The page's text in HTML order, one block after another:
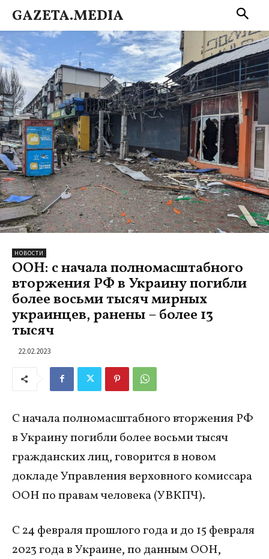
GAZETA.MEDIA
НОВОСТИ
ООН: с начала полномасштабного
вторжения РФ в Украину погибли
более восьми тысяч мирных
украинцев, ранены – более 13
тысяч
22.02.2023
С начала полномасштабного вторжения РФ
в Украину погибли более восьми тысяч
гражданских лиц, говорится в новом
докладе Управления верховного комиссара
ООН по правам человека (УВКПЧ).
С 24 февраля прошлого года и до 15 февраля
2023 года в Украине, по данным ООН,